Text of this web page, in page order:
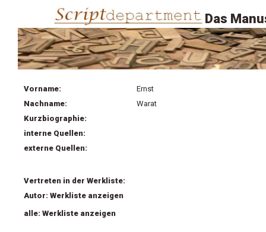
Das
Vorname:
Ernst
Nachname:
Warat
Kurzbiographie:
interne Quellen:
externe Quellen:
Vertreten in der Werkliste:
Autor: Werkliste anzeigen
alle: Werkliste anzeigen